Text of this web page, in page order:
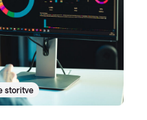
storitve